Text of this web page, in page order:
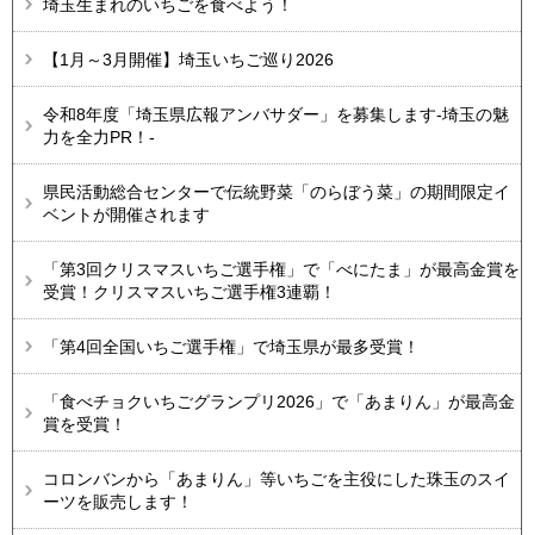
埼玉生まれのいちごを食べよう！
【1月～3月開催】埼玉いちご巡り2026
令和8年度「埼玉県広報アンバサダー」を募集します-埼玉の魅
力を全力PR！-
県民活動総合センターで伝統野菜「のらぼう菜」の期間限定イ
ベントが開催されます
「第3回クリスマスいちご選手権」で「べにたま」が最高金賞を
受賞！クリスマスいちご選手権3連覇！
「第4回全国いちご選手権」で埼玉県が最多受賞！
「食べチョクいちごグランプリ2026」で「あまりん」が最高金
賞を受賞！
コロンバンから「あまりん」等いちごを主役にした珠玉のスイ
ーツを販売します！